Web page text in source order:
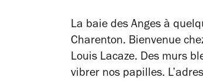
La baie des Anges à
Charenton. Bienvenue
Louis Lacaze. Des murs
vibrer nos papilles.